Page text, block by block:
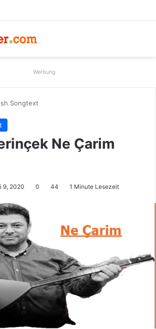
Werbung
Songtext
Ne Çarim
9, 2020 0 44 1 Minute Lesezeit